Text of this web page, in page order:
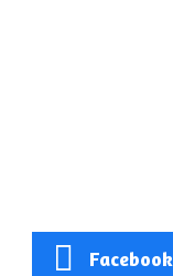
Facebook